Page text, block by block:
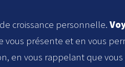
croissance personnelle.
présente et en vous
en vous rappelant que